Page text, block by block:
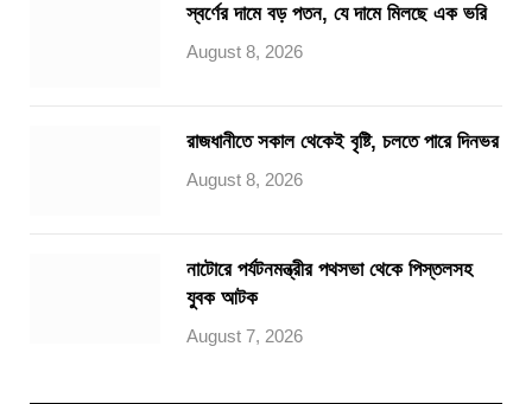
স্বর্ণের দামে বড় পতন, যে দামে মিলছে এক ভরি
August 8, 2026
রাজধানীতে সকাল থেকেই বৃষ্টি, চলতে পারে দিনভর
August 8, 2026
নাটোরে পর্যটনমন্ত্রীর পথসভা থেকে পিস্তলসহ
যুবক আটক
August 7, 2026